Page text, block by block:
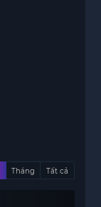
Tháng Tất cả